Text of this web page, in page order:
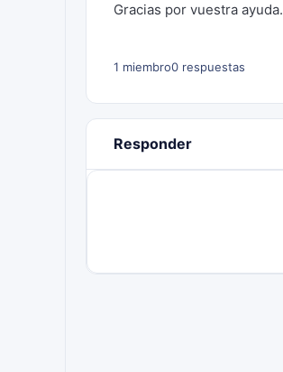
Gracias por vuestra ayuda.
1 miembro0 respuestas
Responder